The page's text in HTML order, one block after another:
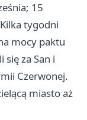
15
tygodni
mocy paktu
za San i
Czerwonej.
miasto aż